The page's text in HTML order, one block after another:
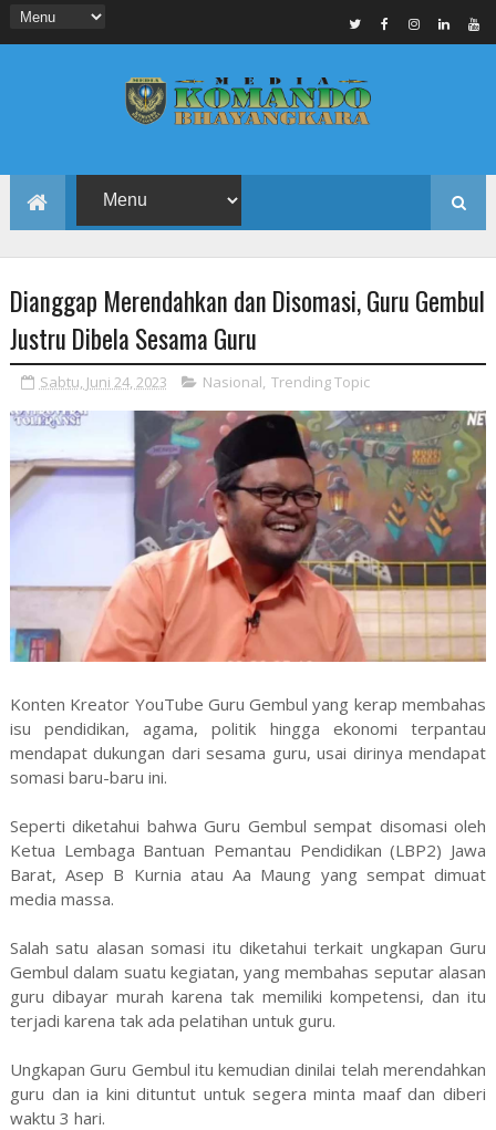
Dianggap Merendahkan dan Disomasi, Guru Gembul
Justru Dibela Sesama Guru
Sabtu, Juni 24, 2023 Nasional, Trending Topic
Konten Kreator YouTube Guru Gembul yang kerap membahas
isu pendidikan, agama, politik hingga ekonomi terpantau
mendapat dukungan dari sesama guru, usai dirinya mendapat
somasi baru-baru ini.
Seperti diketahui bahwa Guru Gembul sempat disomasi oleh
Ketua Lembaga Bantuan Pemantau Pendidikan (LBP2) Jawa
Barat, Asep B Kurnia atau Aa Maung yang sempat dimuat
media massa.
Salah satu alasan somasi itu diketahui terkait ungkapan Guru
Gembul dalam suatu kegiatan, yang membahas seputar alasan
guru dibayar murah karena tak memiliki kompetensi, dan itu
terjadi karena tak ada pelatihan untuk guru.
Ungkapan Guru Gembul itu kemudian dinilai telah merendahkan
guru dan ia kini dituntut untuk segera minta maaf dan diberi
waktu 3 hari.